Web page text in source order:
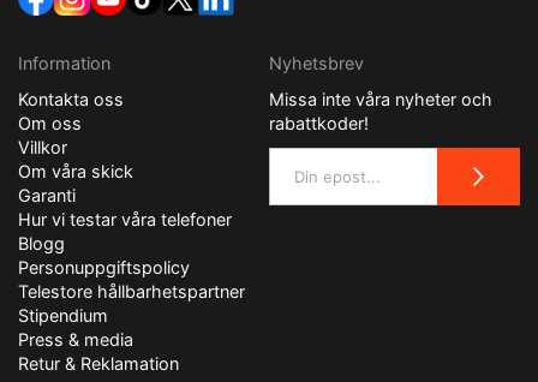
Information
Kontakta oss
Om oss
Villkor
Om våra skick
Garanti
Hur vi testar våra telefoner
Blogg
Personuppgiftspolicy
Telestore hållbarhetspartner
Stipendium
Press & media
Retur & Reklamation
Nyhetsbrev
Missa inte våra nyheter och
rabattkoder!